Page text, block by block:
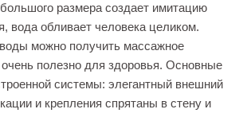
размера создает имитацию
вода обливает человека целиком.
можно получить массажное
очень полезно для здоровья. Основные
системы: элегантный внешний
и крепления спрятаны в стену и